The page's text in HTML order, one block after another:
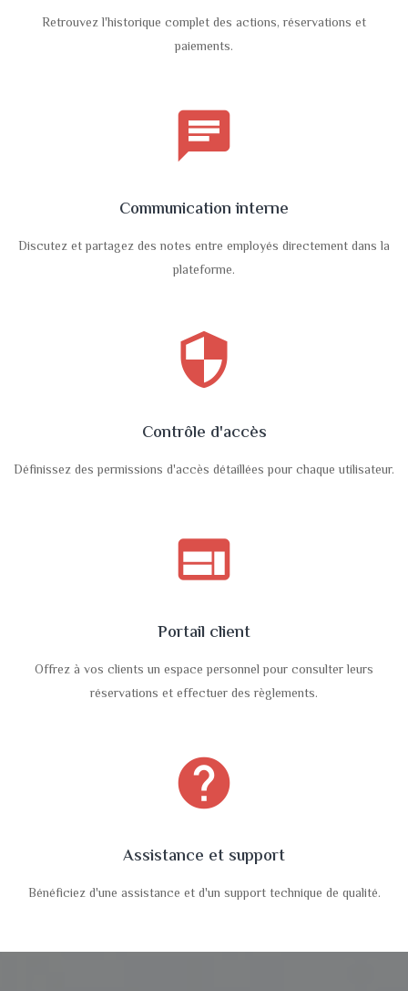
Retrouvez l'historique complet des actions, réservations et
paiements.
chat
Communication interne
Discutez et partagez des notes entre employés directement dans la
plateforme.
security
Contrôle d'accès
Définissez des permissions d'accès détaillées pour chaque utilisateur.
web
Portail client
Offrez à vos clients un espace personnel pour consulter leurs
réservations et effectuer des règlements.
help
Assistance et support
Bénéficiez d'une assistance et d'un support technique de qualité.